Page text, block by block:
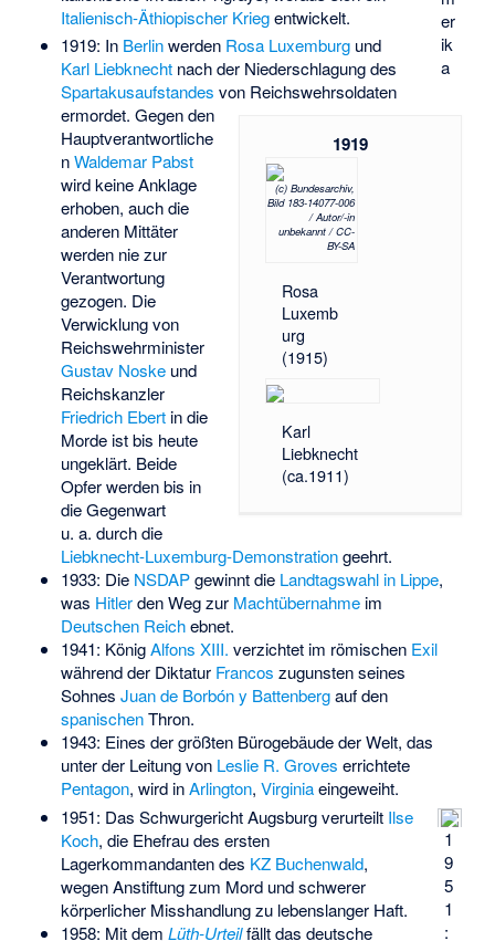
er
ik
a
Italienisch-Äthiopischer Kriegentwickelt.
1919
(c) Bundesarchiv,
Bild 183-14077-006
/ Autor/-in
unbekannt/ CC-
BY-SA
Rosa
Luxemb
urg
(1915)
Karl
Liebknecht
(ca.1911)
1919: In Berlinwerden Rosa Luxemburgund
Karl Liebknechtnach der Niederschlagung des
Spartakusaufstandes von Reichswehrsoldaten
ermordet. Gegen den
Hauptverantwortliche
nWaldemar Pabst
wird keine Anklage
erhoben, auch die
anderen Mittäter
werden nie zur
Verantwortung
gezogen. Die
Verwicklung von
Reichswehrminister
Gustav Noskeund
Reichskanzler
Friedrich Ebertin die
Morde ist bis heute
ungeklärt. Beide
Opfer werden bis in
die Gegenwart
u. a. durch die
Liebknecht-Luxemburg-Demonstrationgeehrt.
1933: Die NSDAPgewinnt die Landtagswahl in Lippe,
was Hitlerden Weg zur Machtübernahmeim
Deutschen Reichebnet.
1941: KönigAlfons XIII. verzichtet im römischen Exil
während der Diktatur Francos zugunsten seines
Sohnes Juan de Borbón y Battenbergauf den
spanischenThron.
1943: Eines der größten Bürogebäude der Welt, das
unter der Leitung von Leslie R. Groves errichtete
Pentagon, wird inArlington, Virginiaeingeweiht.
1
9
5
1
:
1951: Das Schwurgericht Augsburg verurteilt Ilse
Koch, die Ehefrau des ersten
Lagerkommandanten des KZ Buchenwald,
wegen Anstiftung zum Mord und schwerer
körperlicher Misshandlung zu lebenslanger Haft.
1958: Mit dem Lüth-Urteilfällt das deutsche